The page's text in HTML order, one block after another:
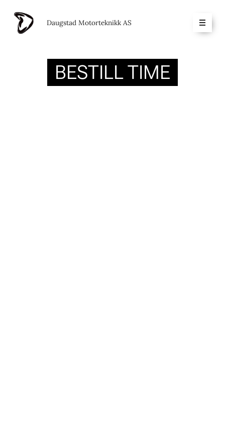
Daugstad Motorteknikk AS
BESTILL TIME